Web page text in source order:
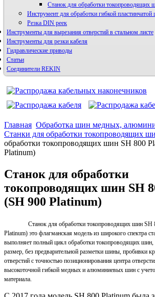
Станок для обработки токопроводящих
Инструмент для обработки гибкой
Резка DIN реек
Инструменты для вырезания отверстий в стальном листе
Инструменты для резки кабеля
Гидравлические приводы
Статьи
Соединители REKIN
Главная Обработка шин медных,
Станки для обработки токопроводящих
обработки токопроводящих шин SH 800
Platinum)
Станок для обработки
токопроводящих шин SH
(SH 900 Platinum)
Станок для обработки токопроводящих шин SH
Platinum) это флагманская модель из широкого спектра
выполняет полный цикл обработки токопроводящих шин,
размер, без предварительной разметки шины, пробивки
отверстий с точностью позиционирования центра
высокоточной гибкой медных и алюминиевых шин с
материала.